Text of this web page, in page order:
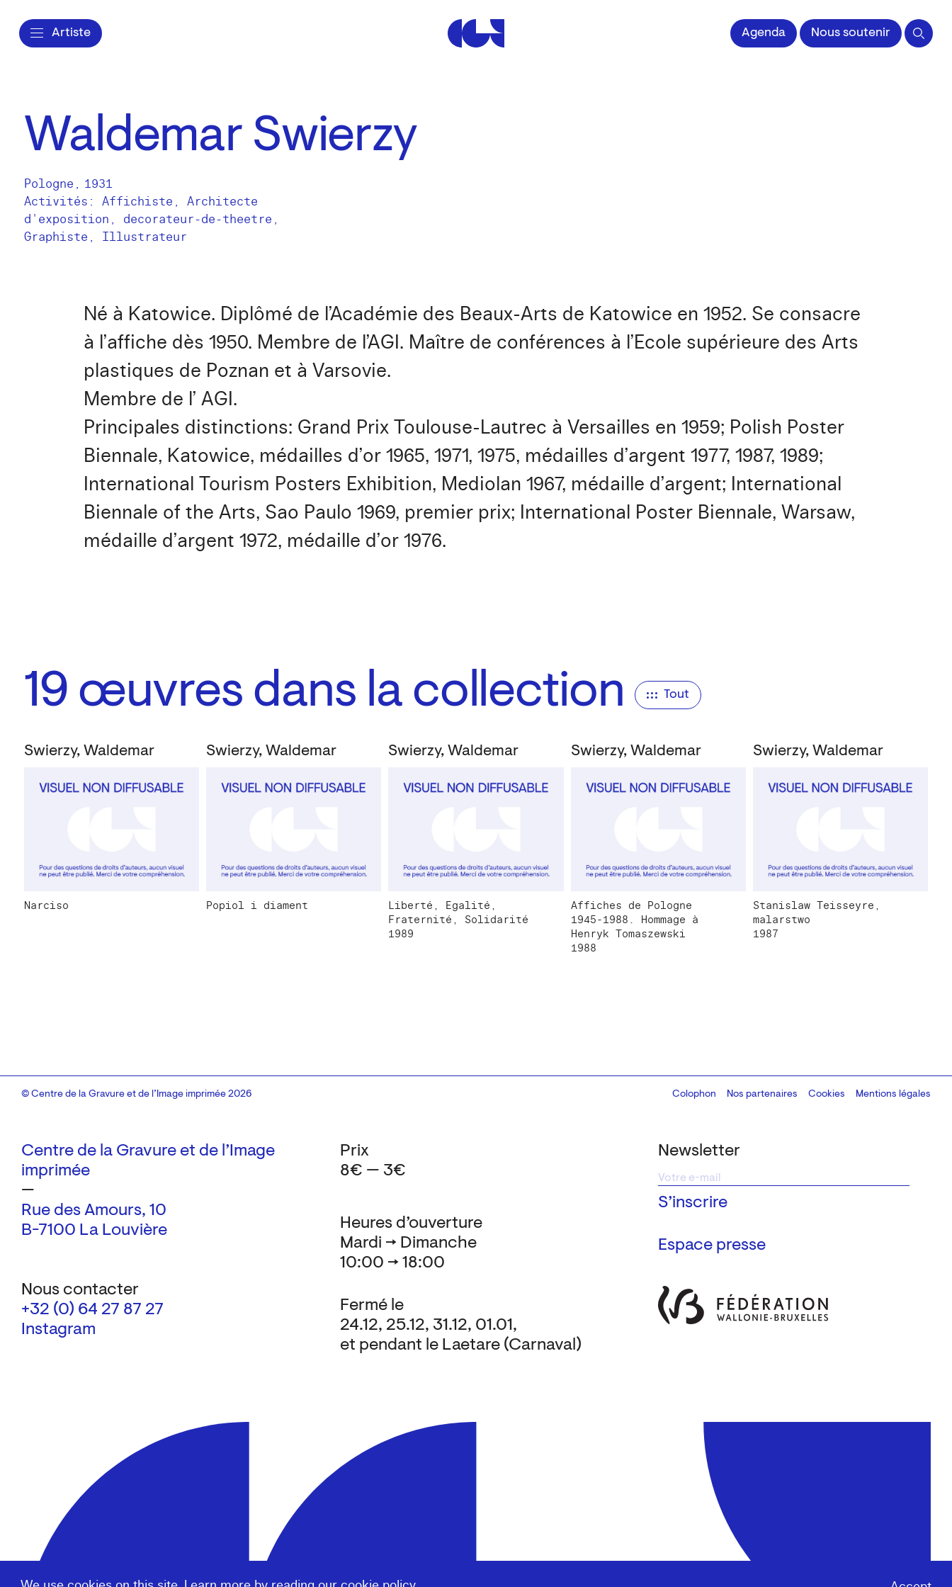
Artiste Centre de la Gravure et de l'Image impriméeAgenda Nous soutenir
Waldemar Swierzy
Pologne , 1931
Activités: Affichiste
Architecte
d'exposition
decorateur-de-theetre
Graphiste
Illustrateur
Né à Katowice. Diplômé de l’Académie des Beaux-Arts de Katowice en 1952. Se consacre
à l’affiche dès 1950. Membre de l’AGI. Maître de conférences à l’Ecole supérieure des Arts
plastiques de Poznan et à Varsovie.
Membre de l’ AGI.
Principales distinctions: Grand Prix Toulouse-Lautrec à Versailles en 1959; Polish Poster
Biennale, Katowice, médailles d’or 1965, 1971, 1975, médailles d’argent 1977, 1987, 1989;
International Tourism Posters Exhibition, Mediolan 1967, médaille d’argent; International
Biennale of the Arts, Sao Paulo 1969, premier prix; International Poster Biennale, Warsaw,
médaille d’argent 1972, médaille d’or 1976.
19 œuvres dans la collection Tout
Swierzy, Waldemar
Narciso
Swierzy, Waldemar
Popiol i diament
Swierzy, Waldemar
Liberté, Egalité,
Fraternité, Solidarité
1989
Swierzy, Waldemar
Affiches de Pologne
1945-1988. Hommage à
Henryk Tomaszewski
1988
Swierzy, Waldemar
Stanislaw Teisseyre,
malarstwo
1987
Centre de la Gravure et de l’Image
imprimée
—
Rue des Amours, 10
B-7100 La Louvière
Nous contacter
+32 (0) 64 27 87 27
Instagram
Newsletter
Espace presse
Heures d’ouverture
Mardi → Dimanche
10:00 → 18:00
Fermé le
24.12, 25.12, 31.12, 01.01,
et pendant le Laetare (Carnaval)
Prix
8€ — 3€
© Centre de la Gravure et de l’Image imprimée 2026 Colophon
Design:Marcel Kaczmarek, code:8080.studio
Nos partenaires Cookies Mentions légales